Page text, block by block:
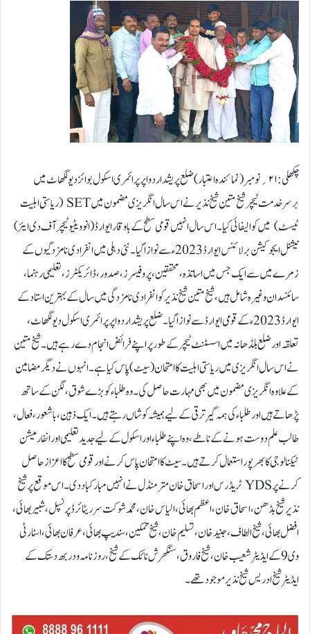
چکھلی: ۲۱؍نومبر ( نمائندہ اعتبار) ضلع پریشد اردو اپر پرائمری اسکول بوائز دیولگھاٹ میں
برسرخدمت ٹیچر شیخ متین شیخ نذیر نے اس سال انگریزی مضمون میں SET (ریاستی اہلیت
ٹیسٹ) میں کوالیفائی کیا۔ اس سال انہیں قومی سطح کے باوقار ایوارڈ (انوویٹیو ٹیچر آف دی ایئر)
نیشنل ایجوکیشن برلائنس ایوارڈ 2023 ء سے نوازا گیا۔نئی دہلی میں انفرادی نامزدگیوں کے
زمرے میں سے ایک جس میں اساتذہ، محققین، پروفیسرز، صدور، ڈائریکٹرز، تعلیمی رہنما،
سائنسدان وغیرہ شامل ہیں، شیخ متین شیخ نذیر کو انفرادی نامزدگی میں سال کے بہترین استاد کے
ایوارڈ 2023 ء کے قومی ایوارڈ سے نوازا گیا۔ ضلع پریشد اردو اپر پرائمری اسکول دیولگھاٹ،
تعلقہ اور ضلع بلڈھانہ میں اسسٹنٹ ٹیچر کے طور پر اپنے فرائض انجام دے رہے ہیں۔شیخ متین
نے اس سال انگریزی میں ریاستی اہلیت کا امتحان (سیٹ) پاس کیا ہے۔ انہوں نے دیگر مضامین
کے علاوہ انگریزی مضمون میں بھی مہارت حاصل کی۔ وہ طلباء کو بڑے شوق، لگن کے ساتھ
پڑھاتے ہیں اور طلباء کی ہمہ گیر ترقی کے لیے ہمیشہ کوشاں رہتے ہیں۔ ایک ذہین، باشعور، فعال،
طالب علم دوست ہونے کے ناطے، وہ اپنے طلباء اور اسکول کے لیے جدید تعلیمی اور انفارمیشن
ٹیکنالوجی کا بھرپور استعمال کرتے ہیں۔ سیٹ کا امتحان پاس کرنے اور قومی سطح کا اعزاز حاصل
کرنے پر YDS ٹریڈرس اور اسحاق خان متر منڈل نے انہیں مبارکباد دی۔ اس موقع پر شیخ
نذیر شیخ بڈھن، اسحاق خان، اعظم بھائی، الیاس خان، محمد شوکت سر ریٹائرڈ پرنسپل، شبیر بھائی،
افضل بھائی، شیخ الطاف، جنید خان، تسلیم خان، شیخ تمکین ، سندیپ بھائی، عرفان بھائی، اسٹار ٹی
وی 9 کے ایڈیٹر شعیب خان، شیخ فاروق، سنگھرش نائک کے شیخ ، روزنامہ ودربھ دستک کے
ایڈیٹر شیخ ادریس شیخ نذیر موجود تھے۔